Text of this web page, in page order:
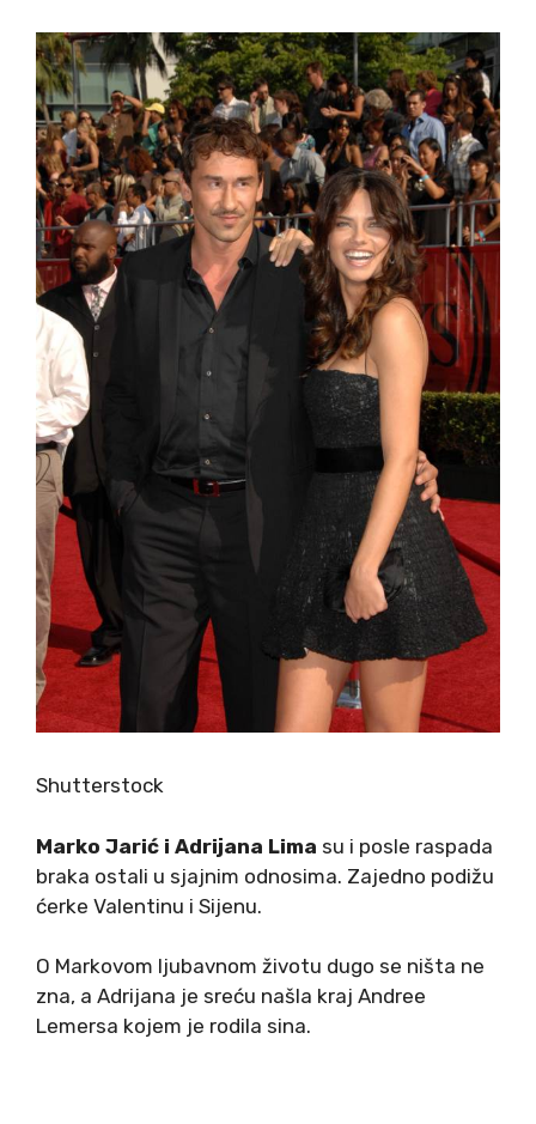
Shutterstock
Marko Jarić i Adrijana Lima su i posle raspada
braka ostali u sjajnim odnosima. Zajedno podižu
ćerke Valentinu i Sijenu.
O Markovom ljubavnom životu dugo se ništa ne
zna, a Adrijana je sreću našla kraj Andree
Lemersa kojem je rodila sina.